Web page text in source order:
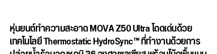
หุ่นยนต์ทำความสะอาด MOVA Z50 Ultraโดดเด่นด้วย
เทคโนโลยีThermostatic HydroSync™ที่ทำงานด้วยการ